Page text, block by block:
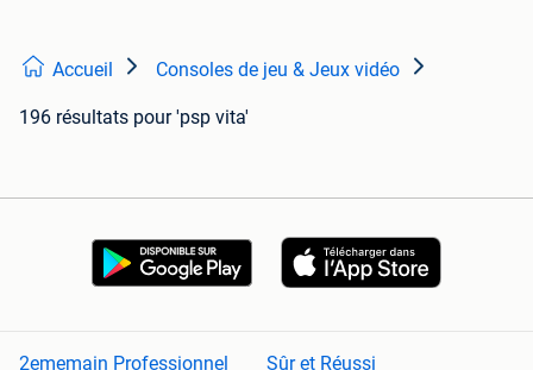
Accueil Consoles de jeu & Jeux vidéo
196 résultats pour 'psp vita'
2ememain Professionnel
Sûr et Réussi